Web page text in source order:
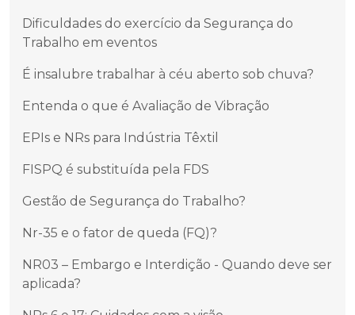
Dificuldades do exercício da Segurança do
Trabalho em eventos
É insalubre trabalhar à céu aberto sob chuva?
Entenda o que é Avaliação de Vibração
EPIs e NRs para Indústria Têxtil
FISPQ é substituída pela FDS
Gestão de Segurança do Trabalho?
Nr-35 e o fator de queda (FQ)?
NR03 – Embargo e Interdição - Quando deve ser
aplicada?